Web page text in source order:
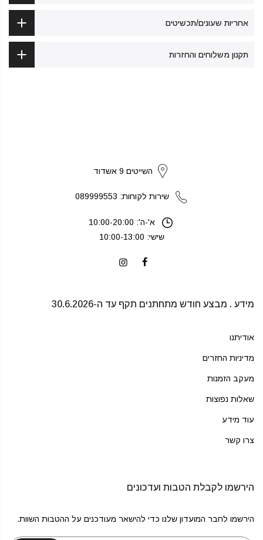
אחריות שעונים/תכשיטים
תקנון משלוחים והחזרות
השייטים 9 אשדוד
שירות לקוחות: 089999553
א'-ה': 10:00-20:00
שישי: 10:00-13:00
מידע . מבצע חודש מתחתנים תקף עד ה-30.6.2026
אודיתנו
מדיניות החזרים
מעקב הזמנות
שאלות נפוצות
עוד מידע
צרו קשר
הירשמו לקבלת הטבות ועדכונים
הירשמו לחבר המועדון שלנו כדי להישאר מעודכנים על ההטבות השוות.